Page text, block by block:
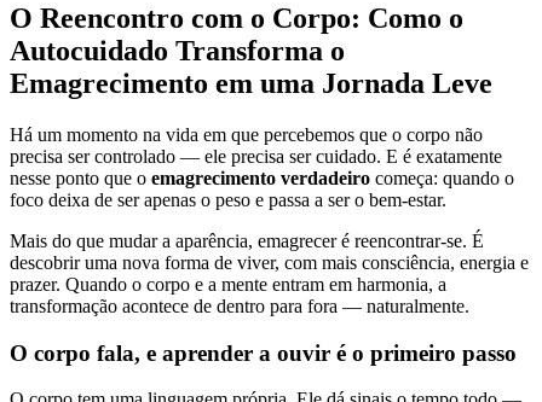
O Reencontro com o Corpo: Como o
Autocuidado Transforma o
Emagrecimento em uma Jornada Leve
Há um momento na vida em que percebemos que o corpo não
precisa ser controlado — ele precisa ser cuidado. E é exatamente
nesse ponto que o emagrecimento verdadeiro começa: quando o
foco deixa de ser apenas o peso e passa a ser o bem-estar.
Mais do que mudar a aparência, emagrecer é reencontrar-se. É
descobrir uma nova forma de viver, com mais consciência, energia e
prazer. Quando o corpo e a mente entram em harmonia, a
transformação acontece de dentro para fora — naturalmente.
O corpo fala, e aprender a ouvir é o primeiro passo